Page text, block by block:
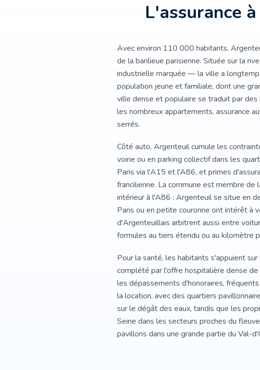
L'assurance à
Avec environ 110 000 habitants,
de la banlieue parisienne. Située sur la
industrielle marquée — la ville a
population jeune et familiale, dont une
ville dense et populaire se traduit par
les nombreux appartements, assurance
serrés.
Côté auto, Argenteuil cumule les
voirie ou en parking collectif dans les
Paris via l'A15 et l'A86, et primes
francilienne. La commune est membre
intérieur à l'A86 : Argenteuil se situe en
Paris ou en petite couronne ont intérêt à
d'Argenteuillais arbitrent aussi entre
formules au tiers étendu ou au kilomètre
Pour la santé, les habitants s'appuient
complété par l'offre hospitalière dense
les dépassements d'honoraires,
la location, avec des quartiers
sur le dégât des eaux, tandis que les
Seine dans les secteurs proches du
pavillons dans une grande partie du Val-